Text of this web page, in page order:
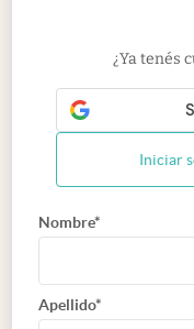
¿Ya tenés
Iniciar
Nombre*
Apellido*